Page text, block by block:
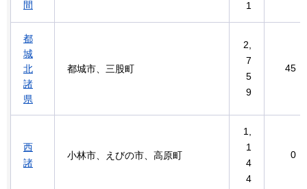
間
1
都
城
北
諸
県
都城市、三股町
2,
7
5
9
45
西
諸
小林市、えびの市、高原町
1,
1
4
4
0